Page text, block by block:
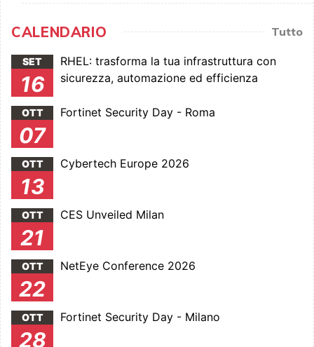
CALENDARIO Tutto
SET
16
RHEL: trasforma la tua infrastruttura con
sicurezza, automazione ed efficienza
OTT
07
Fortinet Security Day - Roma
OTT
13
Cybertech Europe 2026
OTT
21
CES Unveiled Milan
OTT
22
NetEye Conference 2026
OTT
28
Fortinet Security Day - Milano